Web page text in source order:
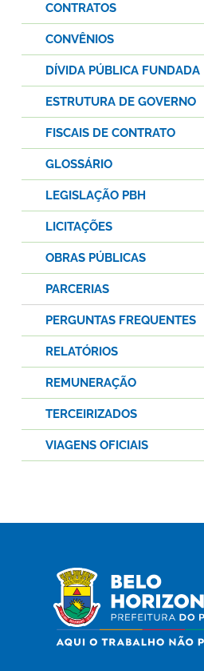
CONTRATOS
CONVÊNIOS
DÍVIDA PÚBLICA FUNDADA
ESTRUTURA DE GOVERNO
FISCAIS DE CONTRATO
GLOSSÁRIO
LEGISLAÇÃO PBH
LICITAÇÕES
OBRAS PÚBLICAS
PARCERIAS
PERGUNTAS FREQUENTES
RELATÓRIOS
REMUNERAÇÃO
TERCEIRIZADOS
VIAGENS OFICIAIS